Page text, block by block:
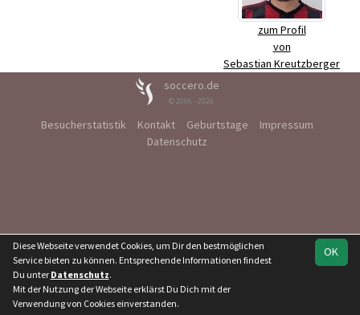
zum Profil
von
Sebastian Kreutzberger
soccero.de
© 2006 - 2026
Besucherstatistik Kontakt Geburtstage
Impressum
Datenschutz
OK
Diese Webseite verwendet Cookies, um Dir den bestmöglichen
Service bieten zu können. Entsprechende Informationen findest
Du unter Datenschutz.
Mit der Nutzung der Webseite erklärst Du Dich mit der
Verwendung von Cookies einverstanden.